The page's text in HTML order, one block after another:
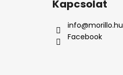
Kapcsolat
info@morillo.hu
Facebook